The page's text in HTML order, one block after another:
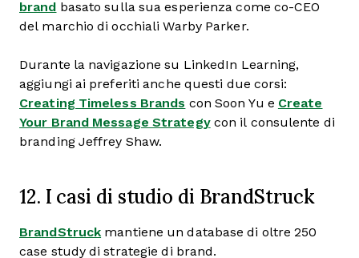
brand basato sulla sua esperienza come co-CEO
del marchio di occhiali Warby Parker.
Durante la navigazione su LinkedIn Learning,
aggiungi ai preferiti anche questi due corsi:
Creating Timeless Brands con Soon Yu e Create
Your Brand Message Strategycon il consulente di
branding Jeffrey Shaw.
12. I casi di studio di BrandStruck
BrandStruck mantiene un database di oltre 250
case study di strategie di brand.